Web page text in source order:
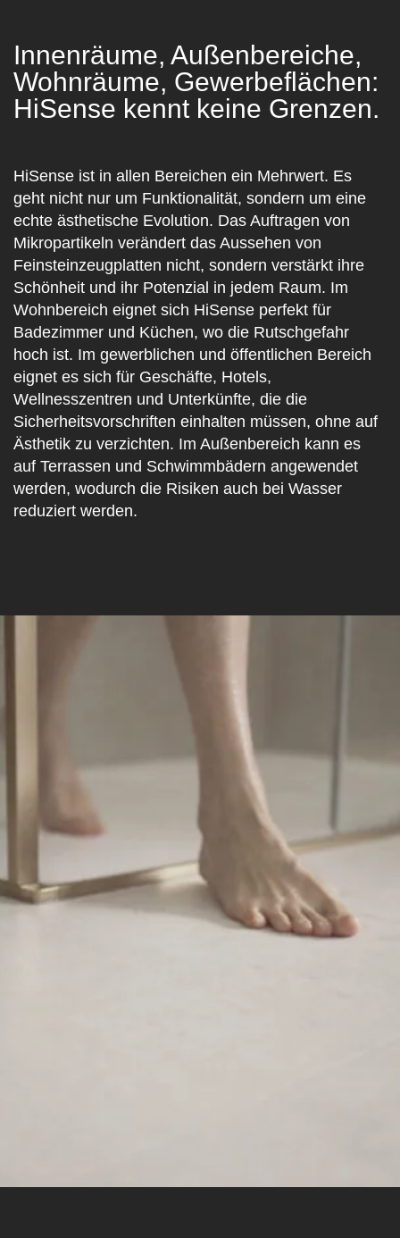
Innenräume, Außenbereiche,
Wohnräume, Gewerbeflächen:
HiSense kennt keine Grenzen.
HiSense ist in allen Bereichen ein Mehrwert. Es
geht nicht nur um Funktionalität, sondern um eine
echte ästhetische Evolution. Das Auftragen von
Mikropartikeln verändert das Aussehen von
Feinsteinzeugplatten nicht, sondern verstärkt ihre
Schönheit und ihr Potenzial in jedem Raum. Im
Wohnbereich eignet sich HiSense perfekt für
Badezimmer und Küchen, wo die Rutschgefahr
hoch ist. Im gewerblichen und öffentlichen Bereich
eignet es sich für Geschäfte, Hotels,
Wellnesszentren und Unterkünfte, die die
Sicherheitsvorschriften einhalten müssen, ohne auf
Ästhetik zu verzichten. Im Außenbereich kann es
auf Terrassen und Schwimmbädern angewendet
werden, wodurch die Risiken auch bei Wasser
reduziert werden.